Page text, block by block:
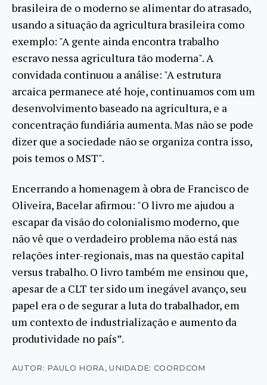
brasileira de o moderno se alimentar do atrasado,
usando a situação da agricultura brasileira como
exemplo: "A gente ainda encontra trabalho
escravo nessa agricultura tão moderna". A
convidada continuou a análise: "A estrutura
arcaica permanece até hoje, continuamos com um
desenvolvimento baseado na agricultura, e a
concentração fundiária aumenta. Mas não se pode
dizer que a sociedade não se organiza contra isso,
pois temos o MST".
Encerrando a homenagem à obra de Francisco de
Oliveira, Bacelar afirmou: "O livro me ajudou a
escapar da visão do colonialismo moderno, que
não vê que o verdadeiro problema não está nas
relações inter-regionais, mas na questão capital
versus trabalho. O livro também me ensinou que,
apesar de a CLT ter sido um inegável avanço, seu
papel era o de segurar a luta do trabalhador, em
um contexto de industrialização e aumento da
produtividade no país”.
AUTOR: PAULO HORA,UNIDADE: COORDCOM